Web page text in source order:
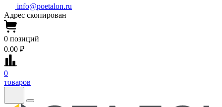
info@poetalon.ru
Адрес скопирован
0 позиций
0.00 ₽
0
товаров